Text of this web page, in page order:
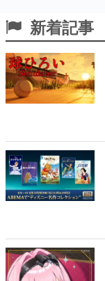
新着記事